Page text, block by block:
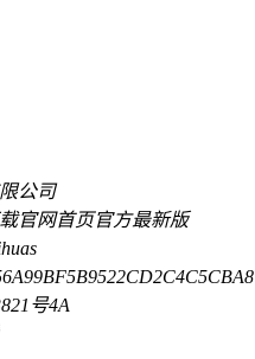
公司
官网首页官方最新版
号4A